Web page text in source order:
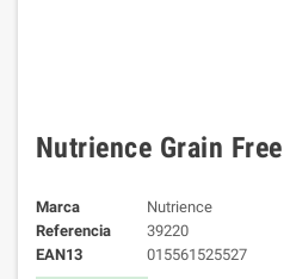
Nutrience Grain
Marca
Nutrience
Referencia
39220
EAN13
015561525527